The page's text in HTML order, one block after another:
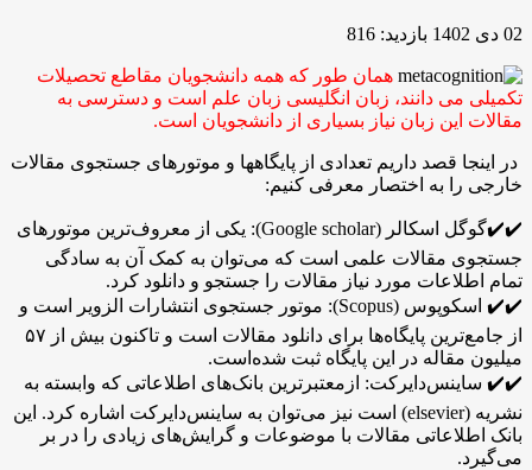
02 دی 1402 بازدید: 816
همان طور که همه دانشجویان مقاطع تحصیلات
تکمیلی می دانند، زبان انگلیسی زبان علم است و دسترسی به
مقالات این زبان نیاز بسیاری از دانشجویان است.
در اینجا قصد داریم تعدادی از پایگاهها و موتورهای جستجوی مقالات
خارجی را به اختصار معرفی کنیم:
✔️✔️گوگل اسکالر (Google scholar): یکی از معروف‌ترین موتور‌های
جستجوی مقالات علمی است که می‌توان به کمک آن به سادگی
تمام اطلاعات مورد نیاز مقالات را جستجو و دانلود کرد.
✔️✔️ اسکوپوس (Scopus): موتور جستجوی انتشارات الزویر است و
از جامع‌ترین پایگاه‌ها برای دانلود مقالات است و تاکنون بیش از ۵۷
میلیون مقاله در این پایگاه ثبت شده‌است.
✔️✔️ ساینس‌دایرکت: ازمعتبر‌ترین بانک‌های اطلاعاتی که وابسته به
نشریه (elsevier) است نیز می‌توان به ساینس‌دایرکت اشاره کرد. این
بانک اطلاعاتی مقالات با موضوعات و گرایش‌های زیادی را در بر
می‌گیرد.